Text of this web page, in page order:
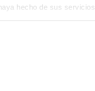
hecho de sus servicios.